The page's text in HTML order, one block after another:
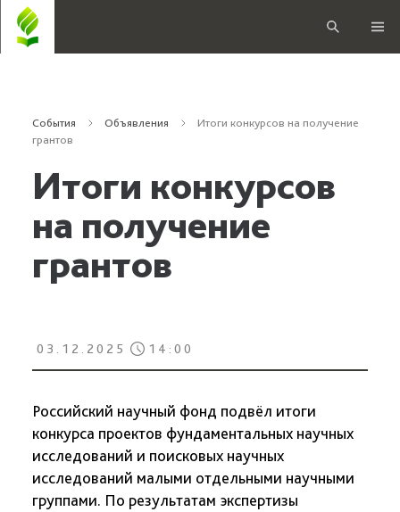
События Объявления
Итоги конкурсов на получение
грантов
Итоги конкурсов
на получение
грантов
03.12.2025 14:00
Российский научный фонд подвёл итоги
конкурса проектов фундаментальных научных
исследований и поисковых научных
исследований малыми отдельными научными
группами. По результатам экспертизы